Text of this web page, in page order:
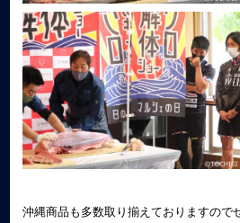
沖縄商品も多数取り揃えておりますので